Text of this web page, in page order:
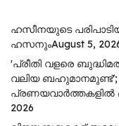
ഹസീനയുടെ
ഹസനുംAugust 5,
'പ്രീതി വളരെ
വലിയ ബഹുമാനമുണ്ട്';
പ്രണയവാർത്തകളിൽ
2026